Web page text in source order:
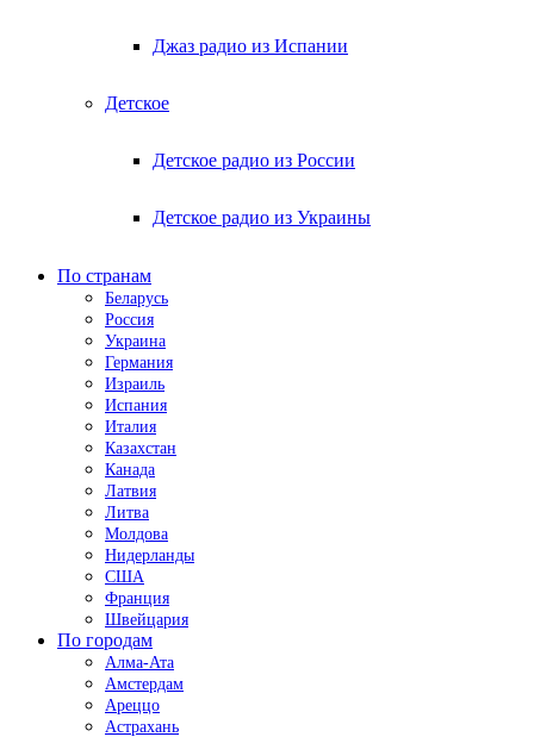
Джаз радио из Испании
Детское
Детское радио из России
Детское радио из Украины
По странам
Беларусь
Россия
Украина
Германия
Израиль
Испания
Италия
Казахстан
Канада
Латвия
Литва
Молдова
Нидерланды
США
Франция
Швейцария
По городам
Алма-Ата
Амстердам
Ареццо
Астрахань